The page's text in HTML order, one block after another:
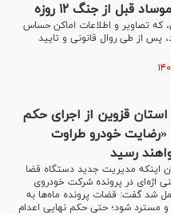
قبل از جنگ ۱۲ روزه
تصاویر و اطلاعات اماکن حساس
پس از طی روال قانونی و تایید
قزوین از اجرای حکم
خودرو طراوت
رسید
اینکه مدیریت جدید دستگاه قضا
اژه‌ای در پرونده شرکت خودروی
شد گفت: قضات پرونده ماه‌ها به
و مسترد شود؛ حتی حکم نهایی اعدام